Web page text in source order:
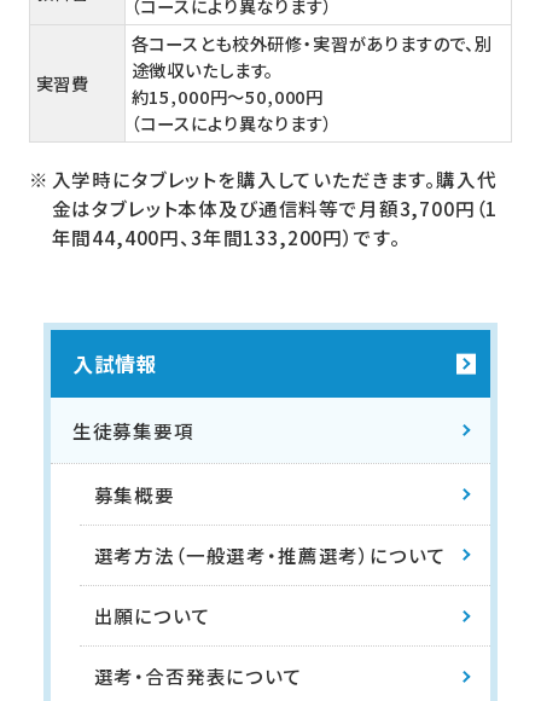
実習費
各コースとも校外研修・実習がありますので、別
途徴収いたします。
約15,000円～50,000円
（コースにより異なります）
入学時にタブレットを購入していただきます。購入代
金はタブレット本体及び通信料等で月額3,700円（1
年間44,400円、3年間133,200円）です。
入試情報
生徒募集要項
募集概要
選考方法（一般選考・推薦選考）について
出願について
選考・合否発表について